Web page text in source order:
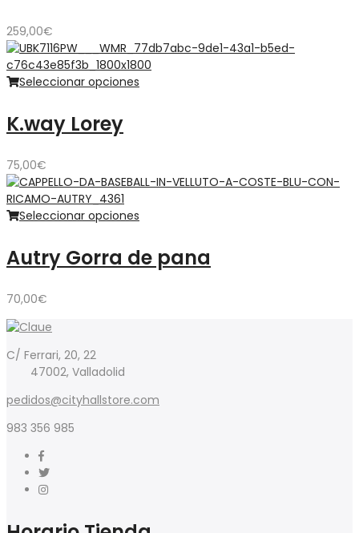
259,00€
Seleccionar opciones
K.way Lorey
75,00€
Seleccionar opciones
Autry Gorra de pana
70,00€
C/ Ferrari, 20, 22
47002, Valladolid
pedidos@cityhallstore.com
983 356 985